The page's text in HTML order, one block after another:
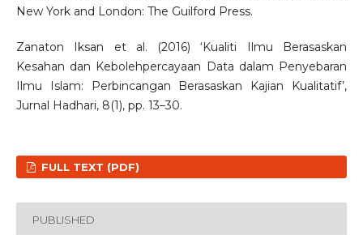
New York and London: The Guilford Press.
Zanaton Iksan et al. (2016) ‘Kualiti Ilmu Berasaskan
Kesahan dan Kebolehpercayaan Data dalam Penyebaran
Ilmu Islam: Perbincangan Berasaskan Kajian Kualitatif’,
Jurnal Hadhari, 8(1), pp. 13–30.
FULL TEXT (PDF)
PUBLISHED